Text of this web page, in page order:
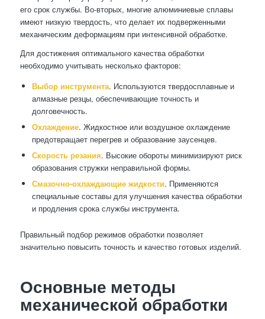
его срок службы. Во-вторых, многие алюминиевые сплавы
имеют низкую твердость, что делает их подверженными
механическим деформациям при интенсивной обработке.
Для достижения оптимального качества обработки
необходимо учитывать несколько факторов:
Выбор инструмента. Используются твердосплавные и
алмазные резцы, обеспечивающие точность и
долговечность.
Охлаждение. Жидкостное или воздушное охлаждение
предотвращает перегрев и образование заусенцев.
Скорость резания. Высокие обороты минимизируют риск
образования стружки неправильной формы.
Смазочно-охлаждающие жидкости. Применяются
специальные составы для улучшения качества обработки
и продления срока службы инструмента.
Правильный подбор режимов обработки позволяет
значительно повысить точность и качество готовых изделий.
Основные методы
механической обработки